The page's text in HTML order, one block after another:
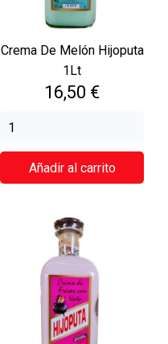
Crema De Melón Hijoputa
1Lt
Precio
16,50 €
Añadir al carrito